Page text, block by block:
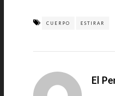
CUERPO ESTIRAR
El